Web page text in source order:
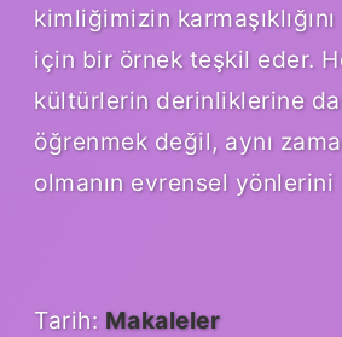
kimliğimizin
için bir örnek teşkil eder.
kültürlerin derinliklerine
öğrenmek değil, aynı
olmanın evrensel
Tarih: Makaleler